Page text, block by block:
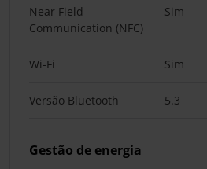
Near Field
Communication (NFC)
Sim
Wi-Fi Sim
Versão Bluetooth 5.3
Gestão de energia